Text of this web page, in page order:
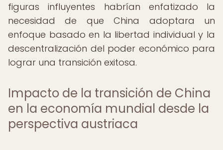
figuras influyentes habrían enfatizado la
necesidad de que China adoptara un
enfoque basado en la libertad individual y la
descentralización del poder económico para
lograr una transición exitosa.
Impacto de la transición de China
en la economía mundial desde la
perspectiva austriaca